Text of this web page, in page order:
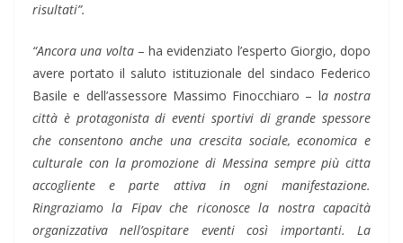
risultati”.
“Ancora una volta– ha evidenziato l’esperto Giorgio, dopo
avere portato il saluto istituzionale del sindaco Federico
Basile e dell’assessore Massimo Finocchiaro – la nostra
città è protagonista di eventi sportivi di grande spessore
che consentono anche una crescita sociale, economica e
culturale con la promozione di Messina sempre più citta
accogliente e parte attiva in ogni manifestazione.
Ringraziamo la Fipav che riconosce la nostra capacità
organizzativa nell’ospitare eventi così importanti. La